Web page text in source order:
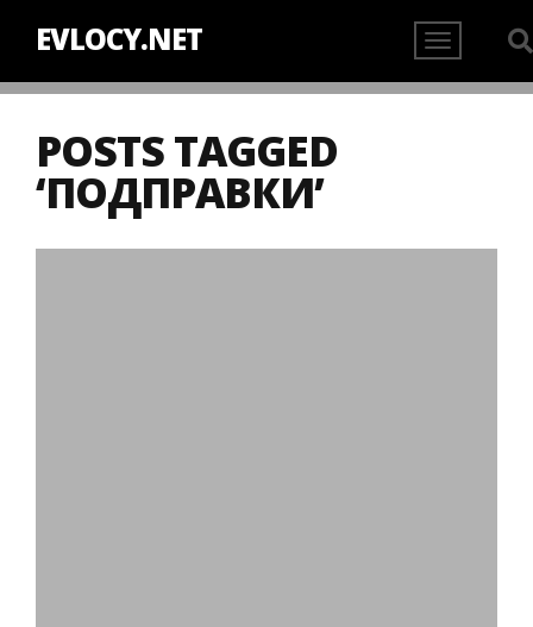
EVLOCY.NET
POSTS TAGGED
‘ПОДПРАВКИ’